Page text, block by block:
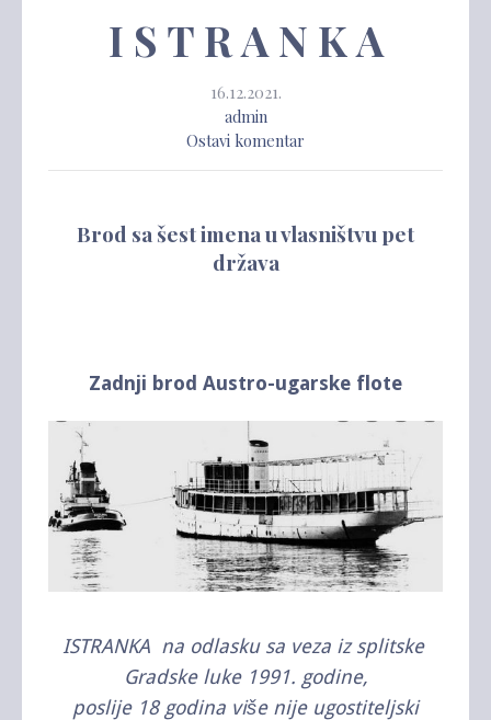
I S T R A N K A
16.12.2021.
admin
Ostavi komentar
Brod sa šest imena u vlasništvu pet
država
Zadnji brod Austro-ugarske flote
ISTRANKA na odlasku sa veza iz splitske
Gradske luke 1991. godine,
poslije 18 godina više nije ugostiteljski